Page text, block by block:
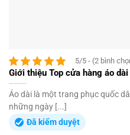
5/5 - (2 bình
Giới thiệu Top cửa hàng áo
Áo dài là một trang phục quốc
những ngày [...]
Đã kiểm duyệt